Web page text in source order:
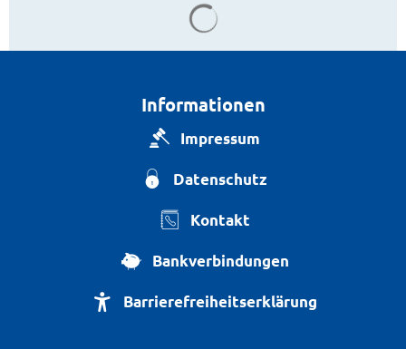
Informationen
Impressum
Datenschutz
Kontakt
Bankverbindungen
Barrierefreiheitserklärung